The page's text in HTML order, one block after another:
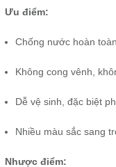
Ưu điểm:
Chống nước hoàn
Không cong vênh,
Dễ vệ sinh, đặc biệt
Nhiều màu sắc sang
Nhược điểm: